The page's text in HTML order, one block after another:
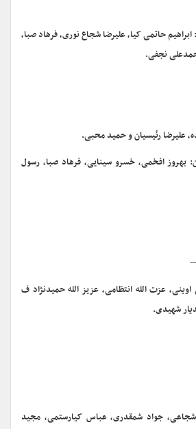
حاتمی کیا، علیرضا شجاع نوری، فرهاد صبا،
نجفی.
علیرضا رئیسیان و حمید محبی.
بهروز افخمی، خسرو سینایی، فرهاد صبا، رسول
عزت الله انتظامی، عزیز الله حمیدنژاد ف
شهیدی.
جواد شمقدری، عباس کیارستمی، مجید